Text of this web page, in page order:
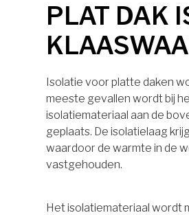
PLAT DAK
Isolatie voor platte daken
meeste gevallen wordt bij
isolatiemateriaal aan de
geplaats. De isolatielaag
waardoor de warmte in de
vastgehouden.
Het isolatiemateriaal wordt